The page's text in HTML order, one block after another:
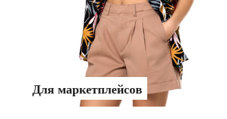
Для маркетплейсов